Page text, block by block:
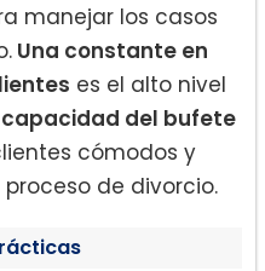
manejar los casos
Una constante en
es el alto nivel
del bufete
cómodos y
de divorcio.